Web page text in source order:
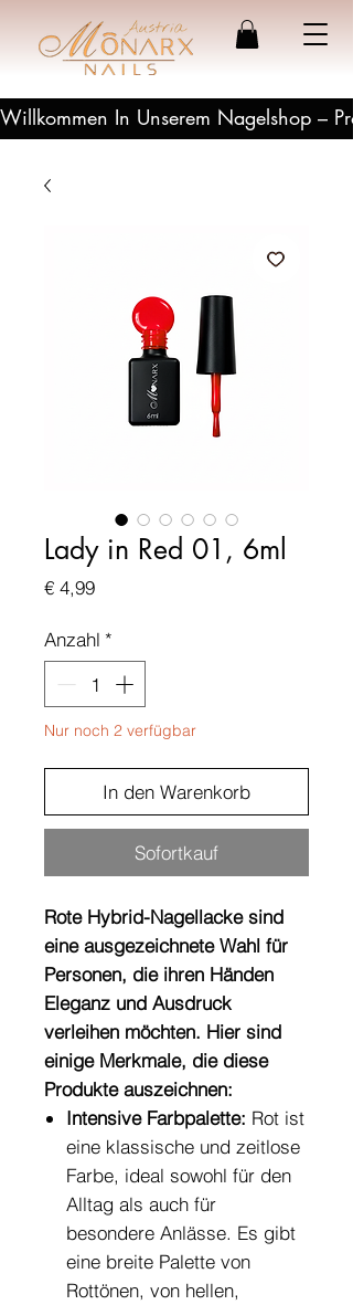
Willkommen In Unserem Nagelshop –
Lady in Red 01, 6ml
€ 4,99Preis
Anzahl *
Nur noch 2 verfügbar
In den Warenkorb
Sofortkauf
Rote Hybrid-Nagellacke sind
eine ausgezeichnete Wahl für
Personen, die ihren Händen
Eleganz und Ausdruck
verleihen möchten. Hier sind
einige Merkmale, die diese
Produkte auszeichnen:
Intensive Farbpalette: Rot ist
eine klassische und zeitlose
Farbe, ideal sowohl für den
Alltag als auch für
besondere Anlässe. Es gibt
eine breite Palette von
Rottönen, von hellen,